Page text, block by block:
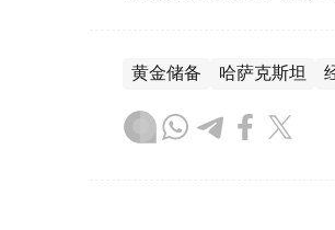
黄金储备 哈萨克斯坦